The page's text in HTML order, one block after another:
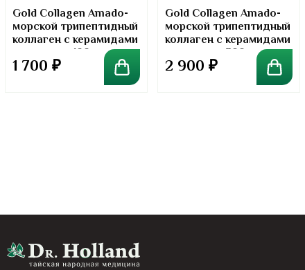
Gold Collagen Amado-
морской трипептидный
коллаген с керамидами
в порошке. 100 грамм
1 700 ₽
Gold Collagen Amado-
морской трипептидный
коллаген с керамидами
в порошке. 300 грамм
2 900 ₽